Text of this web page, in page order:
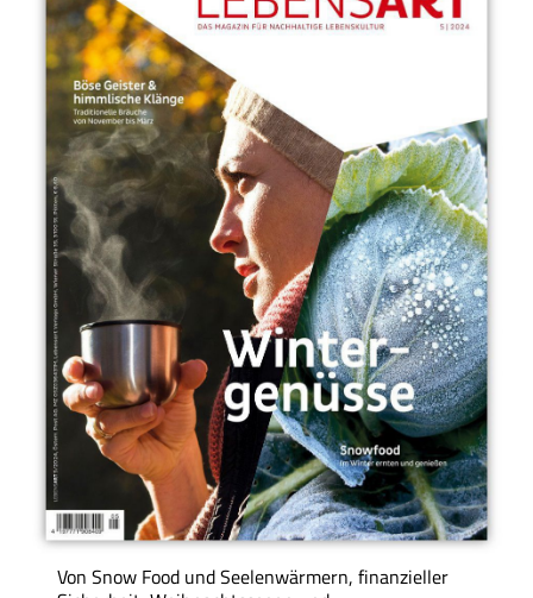
Von Snow Food und Seelenwärmern, finanzieller